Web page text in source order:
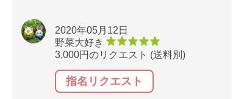
2020年05月12日
野菜大好き
3,000円のリクエスト (送料別)
指名リクエスト